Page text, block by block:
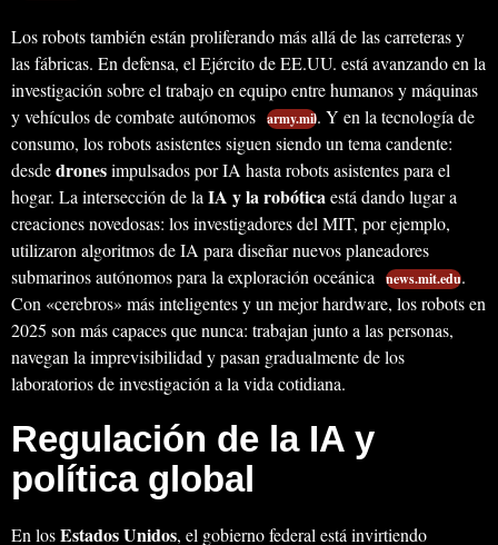
Los robots también están proliferando más allá de las carreteras y
las fábricas. En defensa, el Ejército de EE.UU. está avanzando en la
investigación sobre el trabajo en equipo entre humanos y máquinas
y vehículos de combate autónomos army.mil. Y en la tecnología de
consumo, los robots asistentes siguen siendo un tema candente:
desdedronesimpulsados por IA hasta robots asistentes para el
hogar. La intersección de la IA y la robóticaestá dando lugar a
creaciones novedosas: los investigadores del MIT, por ejemplo,
utilizaron algoritmos de IA para diseñar nuevos planeadores
submarinos autónomos para la exploración oceánica
news.mit.edu.
Con «cerebros» más inteligentes y un mejor hardware, los robots en
2025 son más capaces que nunca: trabajan junto a las personas,
navegan la imprevisibilidad y pasan gradualmente de los
laboratorios de investigación a la vida cotidiana.
Regulación de la IA y
política global
En losEstados Unidos, el gobierno federal está invirtiendo